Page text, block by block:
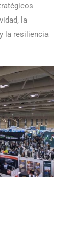
la
la resiliencia